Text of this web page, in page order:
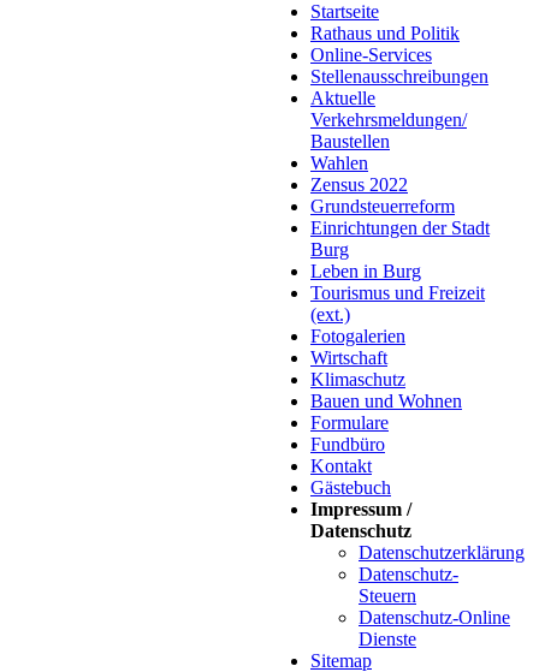
Startseite
Rathaus und Politik
Online-Services
Stellenausschreibungen
Aktuelle
Verkehrsmeldungen/
Baustellen
Wahlen
Zensus 2022
Grundsteuerreform
Einrichtungen der Stadt
Burg
Leben in Burg
Tourismus und Freizeit
(ext.)
Fotogalerien
Wirtschaft
Klimaschutz
Bauen und Wohnen
Formulare
Fundbüro
Kontakt
Gästebuch
Impressum /
Datenschutz
Datenschutzerklärung
Datenschutz-
Steuern
Datenschutz-Online
Dienste
Sitemap